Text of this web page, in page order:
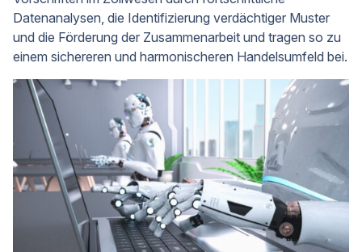
Datenanalysen, die Identifizierung verdächtiger Muster
und die Förderung der Zusammenarbeit und tragen so zu
einem sichereren und harmonischeren Handelsumfeld bei.